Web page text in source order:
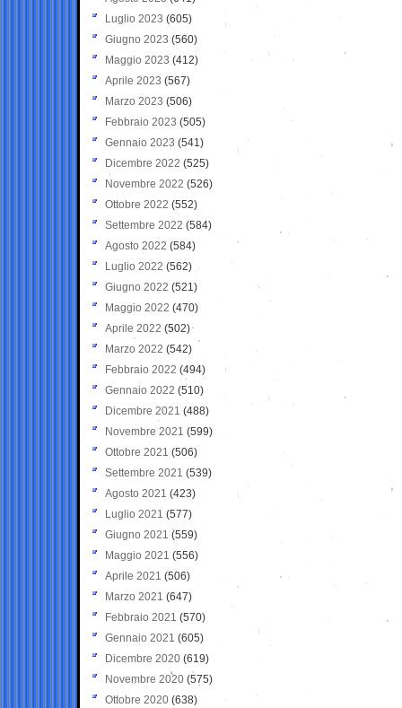
Luglio 2023 (605)
Giugno 2023 (560)
Maggio 2023 (412)
Aprile 2023 (567)
Marzo 2023 (506)
Febbraio 2023 (505)
Gennaio 2023 (541)
Dicembre 2022 (525)
Novembre 2022 (526)
Ottobre 2022 (552)
Settembre 2022 (584)
Agosto 2022 (584)
Luglio 2022 (562)
Giugno 2022 (521)
Maggio 2022 (470)
Aprile 2022 (502)
Marzo 2022 (542)
Febbraio 2022 (494)
Gennaio 2022 (510)
Dicembre 2021 (488)
Novembre 2021 (599)
Ottobre 2021 (506)
Settembre 2021 (539)
Agosto 2021 (423)
Luglio 2021 (577)
Giugno 2021(559)
Maggio 2021 (556)
Aprile 2021 (506)
Marzo 2021 (647)
Febbraio 2021 (570)
Gennaio 2021 (605)
Dicembre 2020 (619)
Novembre 2020 (575)
Ottobre 2020 (638)